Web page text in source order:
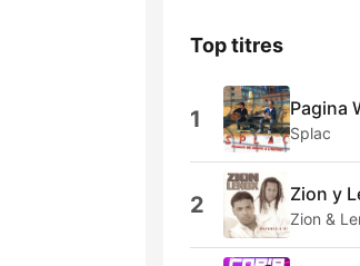
Top titres
1 Pagina
Splac
2 Zion y
Zion &